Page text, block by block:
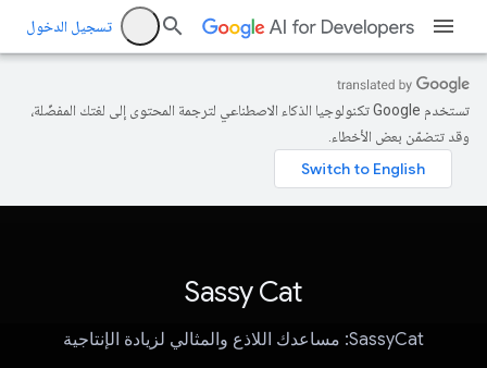
تسجيل الدخول
تستخدم Google تكنولوجيا الذكاء الاصطناعي لترجمة المحتوى إلى لغتك المفضّلة،
وقد تتضمّن بعض الأخطاء.
Sassy Cat
SassyCat: مساعدك اللاذع والمثالي لزيادة الإنتاجية